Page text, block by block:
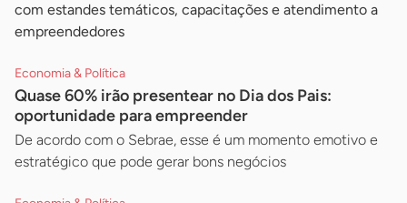
com estandes temáticos, capacitações e atendimento a
empreendedores
Economia & Política
Quase 60% irão presentear no Dia dos Pais:
oportunidade para empreender
De acordo com o Sebrae, esse é um momento emotivo e
estratégico que pode gerar bons negócios